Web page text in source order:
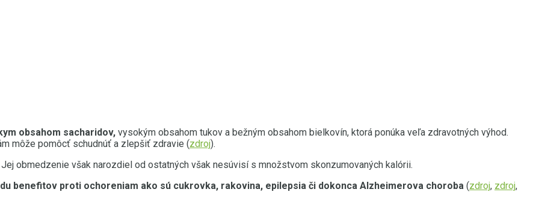
obsahom sacharidov, vysokým obsahom tukov a bežným obsahom bielkovín, ktorá ponúka veľa zdravotných výhod.
môže pomôcť schudnúť a zlepšiť zdravie (zdroj).
obmedzenie však narozdiel od ostatných však nesúvisí s množstvom skonzumovaných kalórii.
benefitov proti ochoreniam ako sú cukrovka, rakovina, epilepsia či dokonca Alzheimerova choroba (zdroj, zdroj,